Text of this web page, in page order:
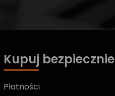
Kupuj bezpiecznie
Płatności